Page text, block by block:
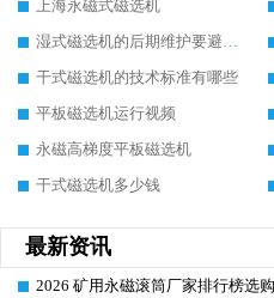
上海永磁式磁选机
湿式磁选机的后期维护要避开哪些坑
干式磁选机的技术标准有哪些
平板磁选机运行视频
永磁高梯度平板磁选机
干式磁选机多少钱
最新资讯
2026 矿用永磁滚筒厂家排行榜选